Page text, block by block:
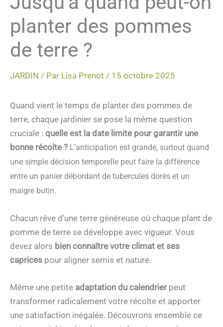
planter des pommes
de terre ?
JARDIN / Par Lisa Prenot / 15 octobre 2025
Quand vient le temps de planter des pommes de
terre, chaque jardinier se pose la même question
cruciale : quelle est la date limite pour garantir une
bonne récolte ? L’anticipation est grande, surtout quand
une simple décision temporelle peut faire la différence
entre un panier débordant de tubercules dorés et un
maigre butin.
Chacun rêve d’une terre généreuse où chaque plant de
pomme de terre se développe avec vigueur. Vous
devez alors bien connaître votre climat et ses
caprices pour aligner semis et nature.
Même une petite adaptation du calendrierpeut
transformer radicalement votre récolte et apporter
une satisfaction inégalée. Découvrons ensemble ce